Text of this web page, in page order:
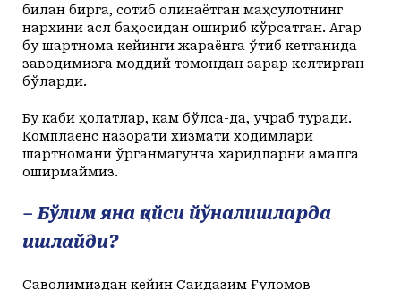
билан бирга, сотиб олинаётган маҳсулотнинг
нархини асл баҳосидан ошириб кўрсатган. Агар
бу шартнома кейинги жараёнга ўтиб кетганида
заводимизга моддий томондан зарар келтирган
бўларди.
Бу каби ҳолатлар, кам бўлса-да, учраб туради.
Комплаенс назорати хизмати ходимлари
шартномани ўрганмагунча харидларни амалга
оширмаймиз.
– Бўлим яна қайси йўналишларда
ишлайди?
Саволимиздан кейин Саидазим Ғуломов